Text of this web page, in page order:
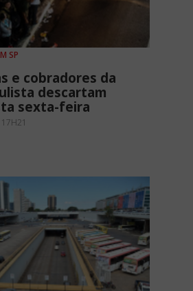
SP
e cobradores da
descartam
sexta-feira